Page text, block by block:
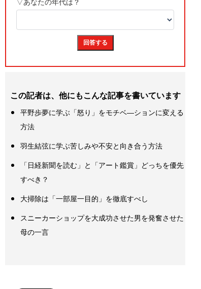
この記者は、他にもこんな記事を書いています
平野歩夢に学ぶ「怒り」をモチベ―ションに変える
方法
羽生結弦に学ぶ苦しみや不安と向き合う方法
「日経新聞を読む」と「アート鑑賞」どっちを優先
すべき？
大掃除は「一部屋一目的」を徹底すべし
スニーカーショップを大成功させた男を発奮させた
母の一言